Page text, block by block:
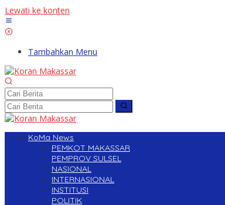
Lewati ke konten
Tambahkan Menu
KoMa News
PEMKOT MAKASSAR
PEMPROV SULSEL
NASIONAL
INTERNASIONAL
INSTITUSI
POLITIK